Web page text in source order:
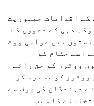
کے اقدامات جمہوریت
دہی کے دعووں کے
میں عوامی ووٹ
اسے حکام کو
ووٹرز کو حق رائے
کو مسترد کر
دہندگان کی طرف سے
کا سبب